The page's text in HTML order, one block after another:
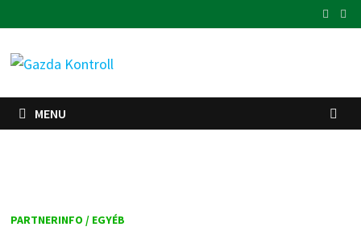
to
content
MENU
PARTNERINFO / EGYÉB